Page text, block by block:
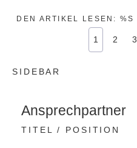
DEN ARTIKEL LESEN: %S
1 2 3
SIDEBAR
Ansprechpartner
TITEL / POSITION